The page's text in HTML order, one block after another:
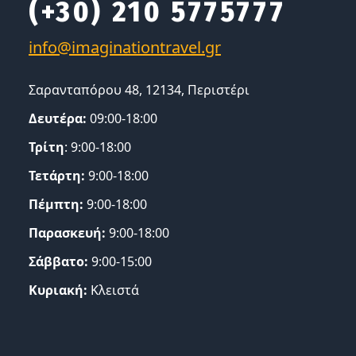
(+30) 210 5775777
Σαρανταπόρου 48, 12134, Περιστέρι
Δευτέρα: 09:00-18:00
Τρίτη: 9:00-18:00
Τετάρτη: 9:00-18:00
Πέμπτη: 9:00-18:00
Παρασκευή: 9:00-18:00
Σάββατο: 9:00-15:00
Κυριακή: Κλειστά